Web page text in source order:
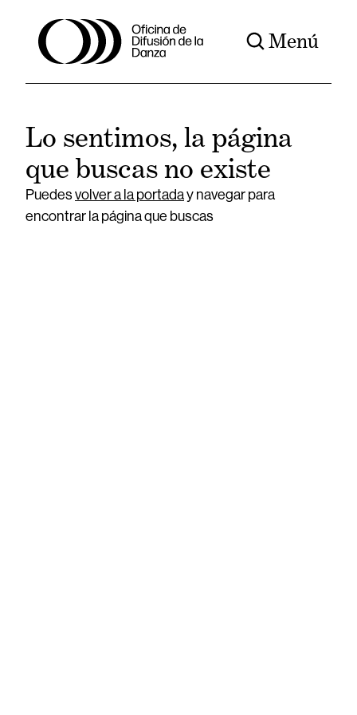
Menú
Lo sentimos, la página
que buscas no existe
Puedesvolver a la portaday navegar para
encontrar la página que buscas